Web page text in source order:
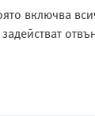
включва